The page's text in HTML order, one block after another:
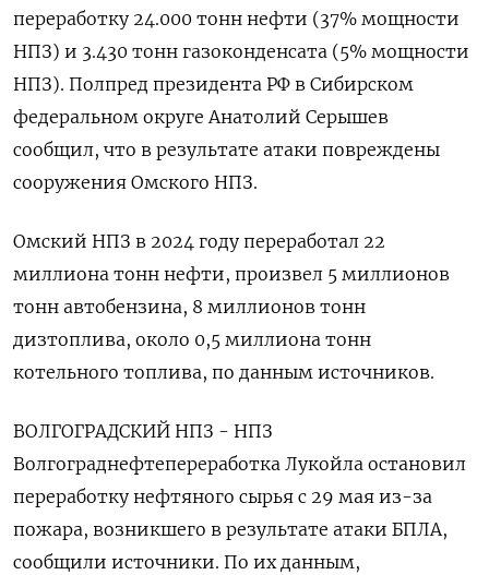
переработку 24.000 тонн нефти (37% мощности
НПЗ) и 3.430 тонн газоконденсата (5% мощности
НПЗ). Полпред президента РФ в Сибирском
федеральном округе Анатолий Серышев
сообщил, что в результате атаки повреждены
сооружения Омского НПЗ.
Омский НПЗ в 2024 году переработал 22
миллиона тонн нефти, произвел 5 миллионов
тонн автобензина, 8 миллионов тонн
дизтоплива, около 0,5 миллиона тонн
котельного топлива, по данным источников.
ВОЛГОГРАДСКИЙ НПЗ - НПЗ
Волгограднефтепереработка Лукойла остановил
переработку нефтяного сырья с 29 мая из-за
пожара, возникшего в результате атаки БПЛА,
сообщили источники. По их данным,